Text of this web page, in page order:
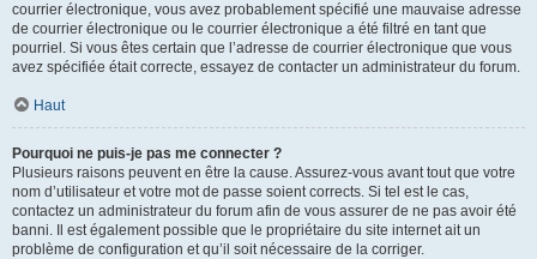
courrier électronique, vous avez probablement spécifié une mauvaise adresse
de courrier électronique ou le courrier électronique a été filtré en tant que
pourriel. Si vous êtes certain que l’adresse de courrier électronique que vous
avez spécifiée était correcte, essayez de contacter un administrateur du forum.
Haut
Pourquoi ne puis-je pas me connecter ?
Plusieurs raisons peuvent en être la cause. Assurez-vous avant tout que votre
nom d’utilisateur et votre mot de passe soient corrects. Si tel est le cas,
contactez un administrateur du forum afin de vous assurer de ne pas avoir été
banni. Il est également possible que le propriétaire du site internet ait un
problème de configuration et qu’il soit nécessaire de la corriger.